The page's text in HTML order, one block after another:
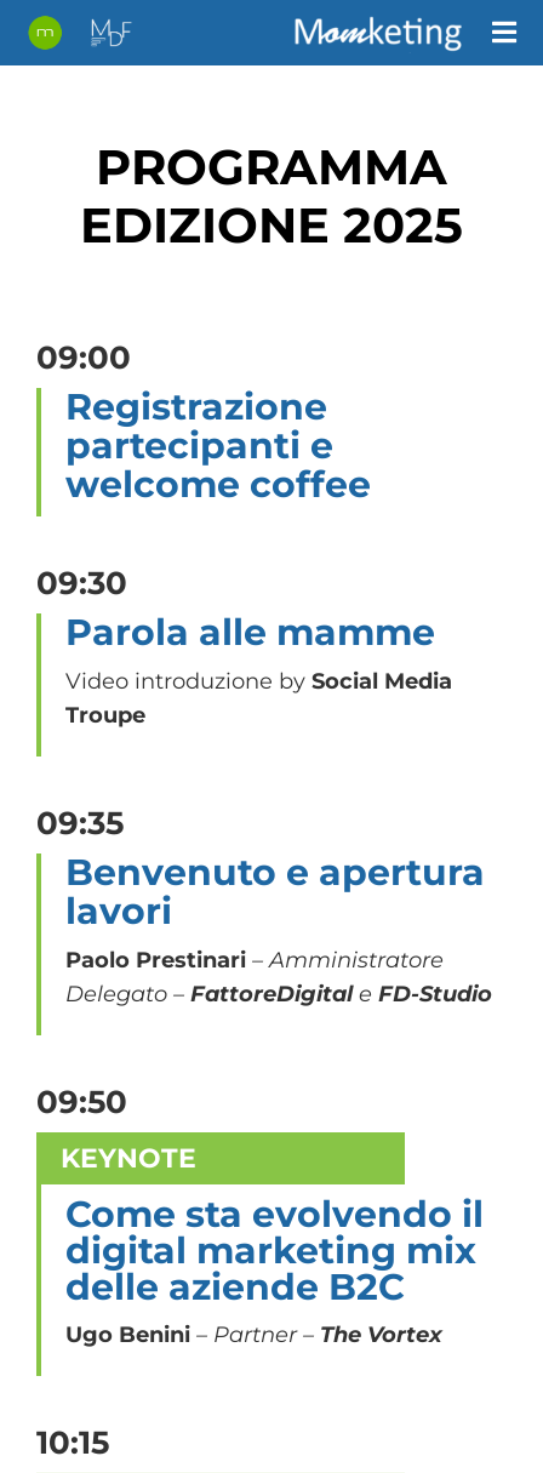
Salta
PROGRAMMA
EDIZIONE 2025
09:00
Registrazione
partecipanti e
welcome coffee
09:30
Parola alle mamme
Video introduzione by Social Media
Troupe
09:35
Benvenuto e apertura
lavori
Paolo Prestinari – Amministratore
Delegato – FattoreDigitale FD-Studio
09:50
KEYNOTE
Come sta evolvendo il
digital marketing mix
delle aziende B2C
Ugo Benini – Partner – The Vortex
10:15